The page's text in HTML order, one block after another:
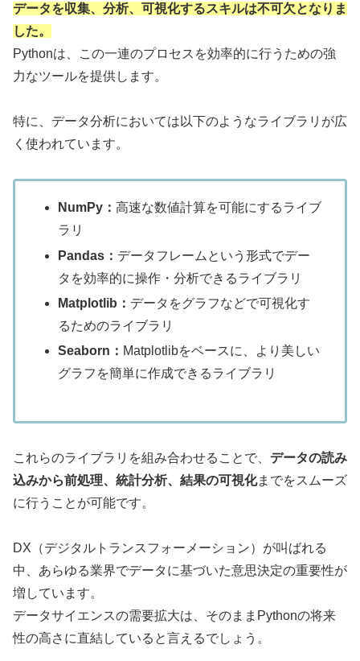
データを収集、分析、可視化するスキルは不可欠となりま
した。
Pythonは、この一連のプロセスを効率的に行うための強
力なツールを提供します。
特に、データ分析においては以下のようなライブラリが広
く使われています。
NumPy：高速な数値計算を可能にするライブ
ラリ
Pandas： データフレームという形式でデー
タを効率的に操作・分析できるライブラリ
Matplotlib： データをグラフなどで可視化す
るためのライブラリ
Seaborn： Matplotlibをベースに、より美しい
グラフを簡単に作成できるライブラリ
これらのライブラリを組み合わせることで、 データの読み
込みから前処理、統計分析、結果の可視化までをスムーズ
に行うことが可能です。
DX（デジタルトランスフォーメーション）が叫ばれる
中、あらゆる業界でデータに基づいた意思決定の重要性が
増しています。
データサイエンスの需要拡大は、そのままPythonの将来
性の高さに直結していると言えるでしょう。